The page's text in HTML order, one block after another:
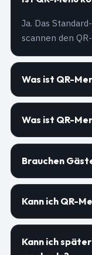
Ja. Das
scannen den
Was ist QR-
Was ist QR-
Brauchen
Kann ich QR-
Kann ich